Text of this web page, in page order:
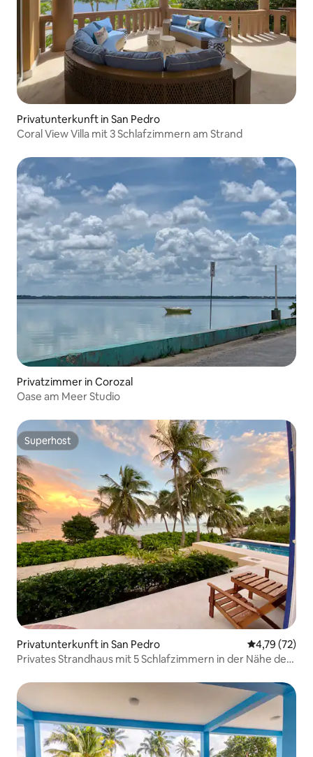
Privatunterkunft in San Pedro
Coral View Villa mit 3 Schlafzimmern am Strand
Privatzimmer in Corozal
Oase am Meer Studio
Superhost
Superhost
Privatunterkunft in San Pedro
4,79 (72)
Privates Strandhaus mit 5 Schlafzimmern in der Nähe der